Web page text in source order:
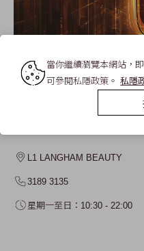
L1 LANGHAM BEAUTY
3189 3135
星期一至日：10:30 - 22:00
當你繼續瀏覽本網站，
可參閱私隱政策。私隱